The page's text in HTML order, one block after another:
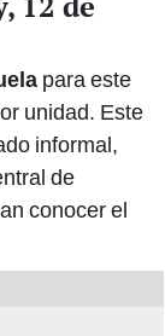
para este
unidad. Este
informal,
de
conocer el